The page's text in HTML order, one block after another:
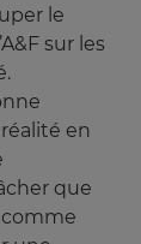
le
sur les
en
que
comme